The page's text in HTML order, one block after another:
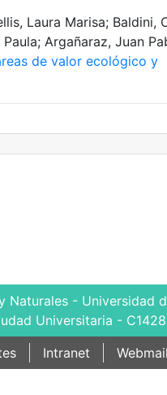
Laura Marisa; Baldini,
Argañaraz, Juan
de valor ecológico y
Naturales - Universidad
Universitaria -
Intranet Webmail